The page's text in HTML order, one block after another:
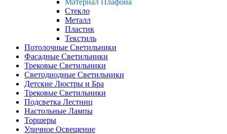
Материал Плафона
Стекло
Металл
Пластик
Текстиль
Потолочные Светильники
Фасадные Светильники
Трековые Светильники
Светодиодные Светильники
Детские Люстры и Бра
Трековые Светильники
Подсветка Лестниц
Настольные Лампы
Торшеры
Уличное Освещение